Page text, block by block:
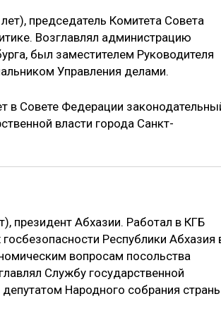
председатель Комитета Совета
Возглавлял администрацию
был заместителем Руководителя
Управления делами.
в Совете Федерации
власти города Санкт-
президент Абхазии. Работал в КГБ
Республики Абхазия
вопросам посольства
Службу государственной
Народного собрания